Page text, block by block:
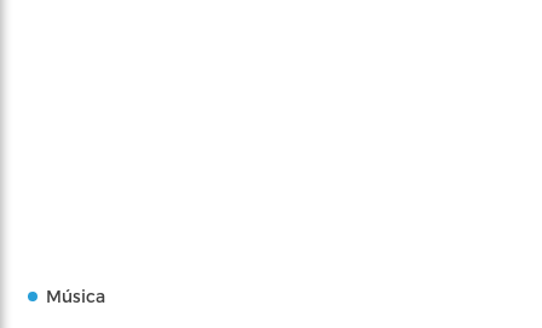
Música